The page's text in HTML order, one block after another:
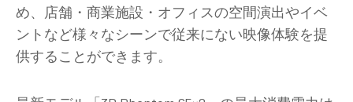
め、店舗・商業施設・オフィスの空間演出やイベ
ントなど様々なシーンで従来にない映像体験を提
供することができます。